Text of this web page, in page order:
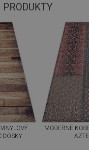
PRODUKTY
DOSKY
MODERNÉ